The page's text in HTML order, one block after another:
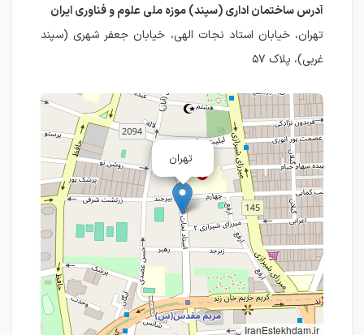
آدرس ساختمان اداری (سپند) موزه ملی علوم و فناوری ایران
تهران، خیابان استاد نجات الهی، خیابان جعفر شهری (سپند
غربی)، پلاک ۵۷
تهران
IranEstekhdam.ir